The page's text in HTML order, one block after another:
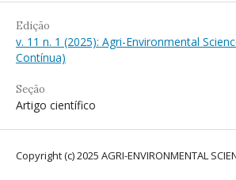
Edição
v. 11 n. 1 (2025): Agri-Environmental
Contínua)
Seção
Artigo científico
Copyright (c) 2025 AGRI-ENVIRONMENTAL